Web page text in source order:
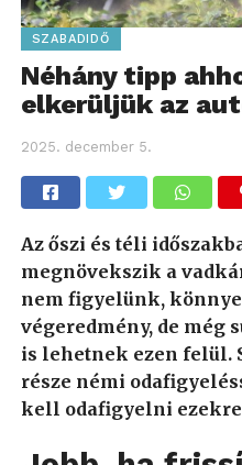
SZABADIDŐ
Néhány tipp
elkerüljük az
2025. december 5.
Az őszi és téli
megnövekszik a
nem figyelünk,
végeredmény, de még
is lehetnek ezen felül.
része némi
kell odafigyelni